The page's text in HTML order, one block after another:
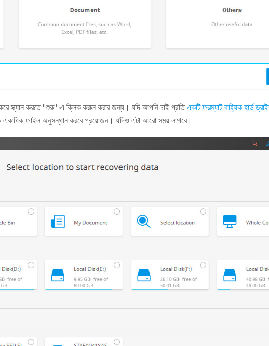
করে স্ক্যান করতে "শুরু" এ ক্লিক করুন করার জন্য। যদি আপনি চাই প্রতিএকটি ফরম্যাট বাহ্যিক হার্ড
একাধিক ফাইল অনুসন্ধান করবে প্রয়োজন। যদিও এটা আরো সময় লাগবে।